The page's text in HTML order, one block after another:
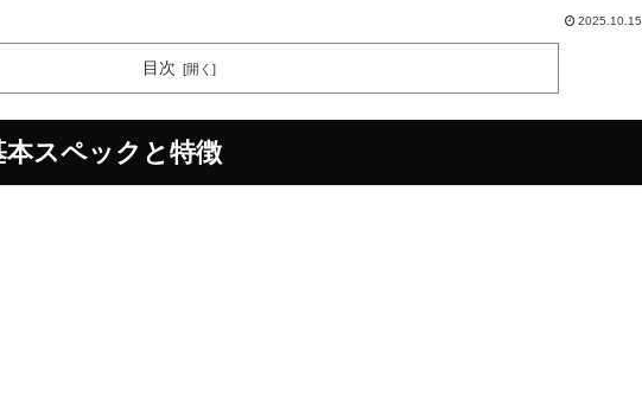
2025.10.15
目次
スペックと特徴